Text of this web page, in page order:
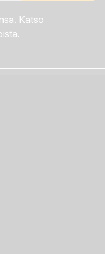
Katso